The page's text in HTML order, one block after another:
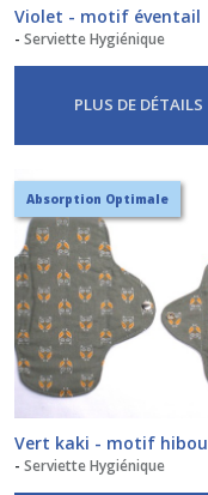
Violet - motif éventail
- Serviette Hygiénique
PLUS DE DÉTAILS
Absorption Optimale
Vert kaki - motif hibou
- Serviette Hygiénique